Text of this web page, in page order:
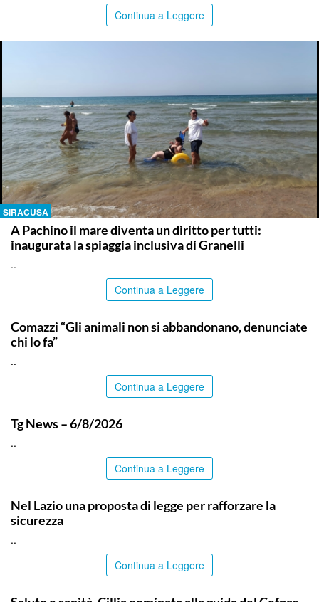
Continua a Leggere
SIRACUSA
A Pachino il mare diventa un diritto per tutti:
inaugurata la spiaggia inclusiva di Granelli
..
Continua a Leggere
Comazzi “Gli animali non si abbandonano, denunciate
chi lo fa”
..
Continua a Leggere
Tg News – 6/8/2026
..
Continua a Leggere
Nel Lazio una proposta di legge per rafforzare la
sicurezza
..
Continua a Leggere